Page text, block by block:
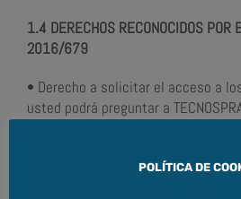
1.4 DERECHOS RECONOCIDOS POR
2016/679
• Derecho a solicitar el acceso a
usted podrá preguntar a
estén recogidos incorrectamente;
POLÍTICA DE